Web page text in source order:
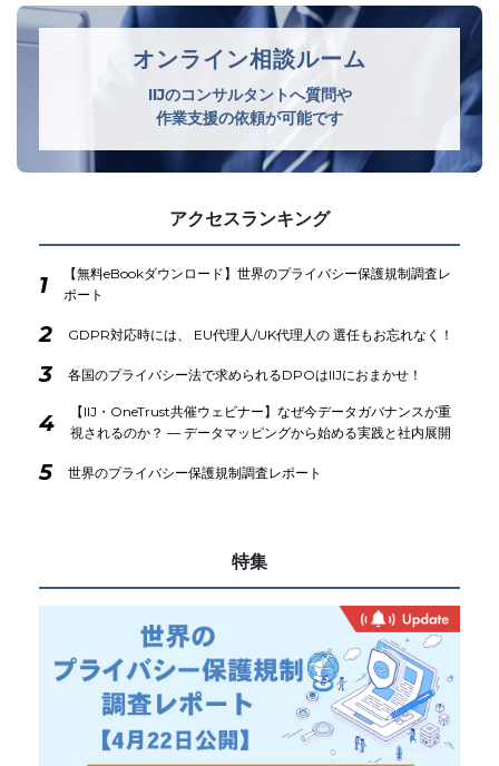
オンライン相談ルーム
IIJのコンサルタントへ質問や
作業支援の依頼が可能です
アクセスランキング
1
【無料eBookダウンロード】世界のプライバシー保護規制調査レ
ポート
2 GDPR対応時には、 EU代理人/UK代理人の 選任もお忘れなく！
3 各国のプライバシー法で求められるDPOはIIJにおまかせ！
4
【IIJ・OneTrust共催ウェビナー】なぜ今データガバナンスが重
視されるのか？ ― データマッピングから始める実践と社内展開
5 世界のプライバシー保護規制調査レポート
特集